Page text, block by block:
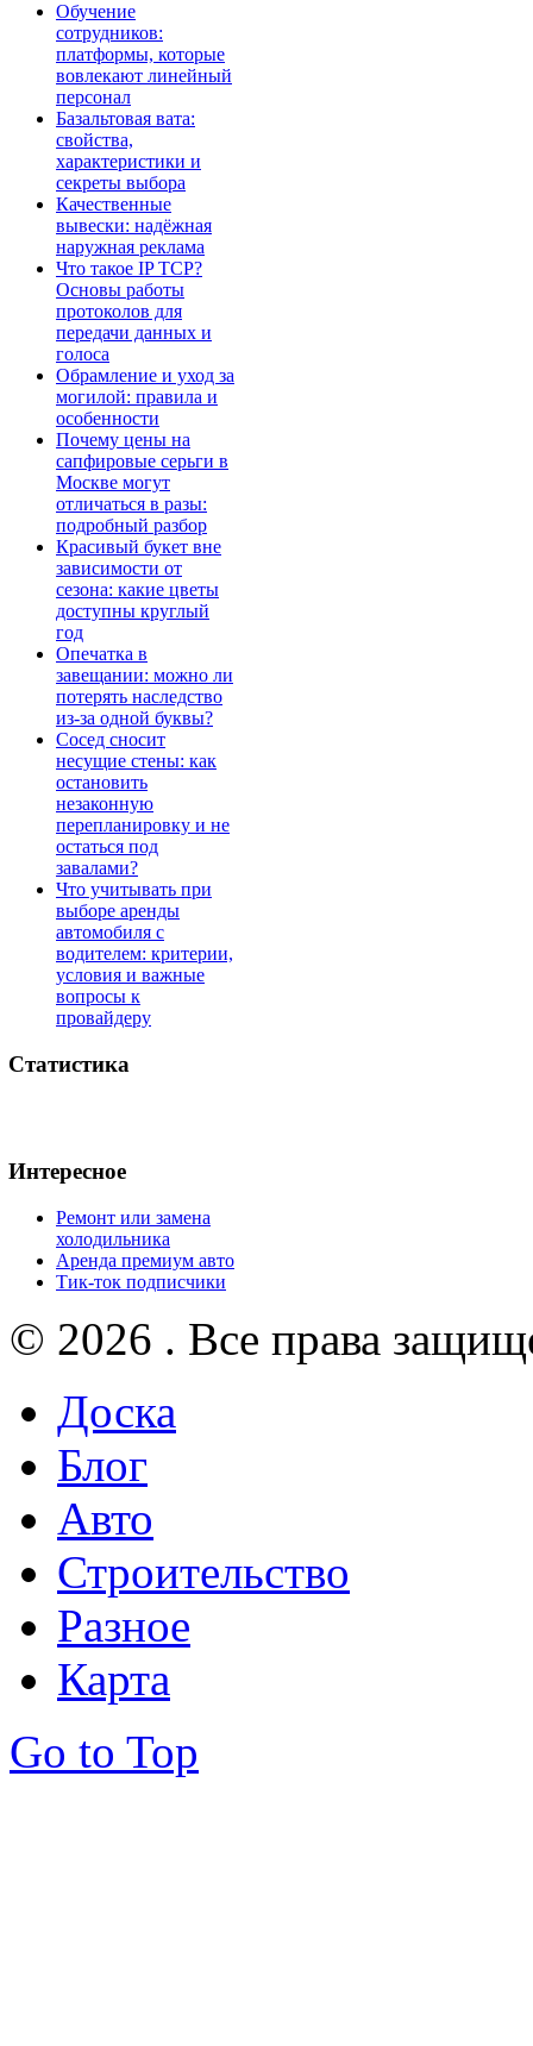
Обучение
сотрудников:
платформы, которые
вовлекают линейный
персонал
Базальтовая вата:
свойства,
характеристики и
секреты выбора
Качественные
вывески: надёжная
наружная реклама
Что такое IP TCP?
Основы работы
протоколов для
передачи данных и
голоса
Обрамление и уход за
могилой: правила и
особенности
Почему цены на
сапфировые серьги в
Москве могут
отличаться в разы:
подробный разбор
Красивый букет вне
зависимости от
сезона: какие цветы
доступны круглый
год
Опечатка в
завещании: можно ли
потерять наследство
из-за одной буквы?
Сосед сносит
несущие стены: как
остановить
незаконную
перепланировку и не
остаться под
завалами?
Что учитывать при
выборе аренды
автомобиля с
водителем: критерии,
условия и важные
вопросы к
провайдеру
Статистика
Интересное
Ремонт или замена
холодильника
Аренда премиум авто
Тик-ток подписчики
© 2026 . Все права
Доска
Блог
Авто
Строительство
Разное
Карта
Go to Top